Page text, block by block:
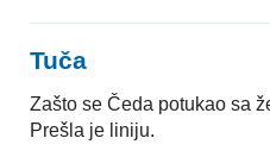
Tuča
Zašto se Čeda potukao sa
Prešla je liniju.